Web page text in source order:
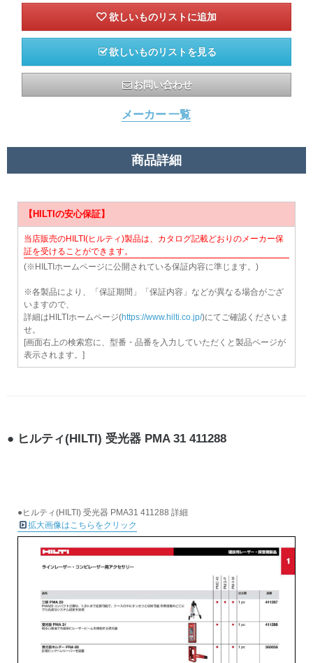
欲しいものリストを見る
お問い合わせ
メーカー 一覧
商品詳細
【HILTIの安心保証】
当店販売のHILTI(ヒルティ)製品は、カタログ記載どおりのメーカー保
証を受けることができます。
(※HILTIホームページに公開されている保証内容に準じます。)
※各製品により、「保証期間」「保証内容」などが異なる場合がござ
いますので、
詳細はHILTIホームページ(https://www.hilti.co.jp/)にてご確認くださいま
せ。
[画面右上の検索窓に、型番・品番を入力していただくと製品ページが
表示されます。]
ヒルティ(HILTI) 受光器 PMA 31 411288
●ヒルティ(HILTI) 受光器 PMA31 411288 詳細
拡大画像はこちらをクリック